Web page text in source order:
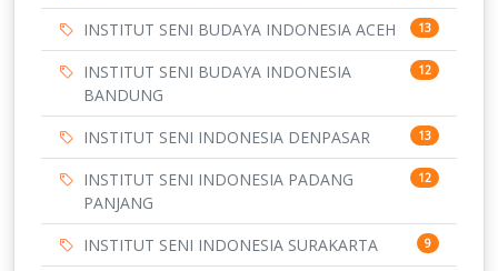
INSTITUT SENI BUDAYA INDONESIA ACEH 13
INSTITUT SENI BUDAYA INDONESIA
BANDUNG
12
INSTITUT SENI INDONESIA DENPASAR 13
INSTITUT SENI INDONESIA PADANG
PANJANG
12
INSTITUT SENI INDONESIA SURAKARTA 9